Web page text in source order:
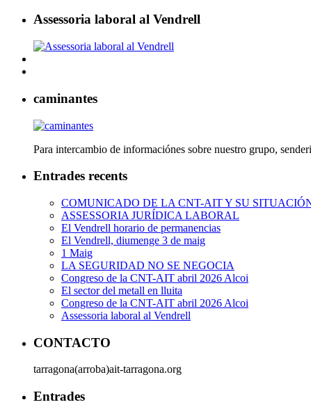
Assessoria laboral al Vendrell
caminantes
Para intercambio de informaciónes sobre nuestro grupo,
Entrades recents
COMUNICADO DE LA CNT-AIT Y SU
ASSESSORIA JURÍDICA LABORAL
El Vendrell horario de permanencias
El Vendrell, diumenge 3 de maig
1 Maig
LA SEGURIDAD NO SE NEGOCIA
Congreso de la CNT-AIT abril 2026 Alcoi
El sector del metall en lluita
Congreso de la CNT-AIT abril 2026 Alcoi
Assessoria laboral al Vendrell
CONTACTO
tarragona(arroba)ait-tarragona.org
Entrades